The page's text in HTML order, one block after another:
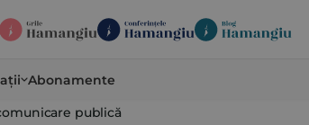
Abonamente
publică